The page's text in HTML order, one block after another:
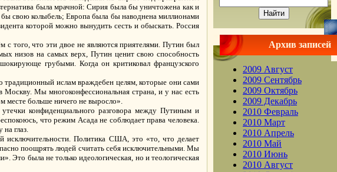
была мрачной: Сирия была бы уничтожена как и
свою колыбель; Европа была бы наводнена миллионами
которой можно вынудить сесть и обыскать. Россия
того, что эти двое не являются приятелями. Путин был
низов на самых верх, Путин ценит свою способность
грубыми. Когда он критиковал французского
традиционный ислам враждебен целям, которые они сами
Москву. Мы многоконфессиональная страна, и у нас есть
месте больше ничего не выросло».
конфиденциального разговора между Путиным и
что режим Асада не соблюдает права человека.
на глаз.
исключительности. Политика США, это «то, что делает
поощрять людей считать себя исключительными. Мы
Это была не только идеологическая, но и теологическая
Архив записей
2009 Август
2009 Сентябрь
2009 Октябрь
2009 Декабрь
2010 Февраль
2010 Март
2010 Апрель
2010 Май
2010 Июнь
2010 Август